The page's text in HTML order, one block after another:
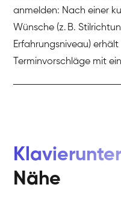
anmelden: Nach einer
Wünsche (z. B.
Erfahrungsniveau)
Terminvorschläge mit
Nähe